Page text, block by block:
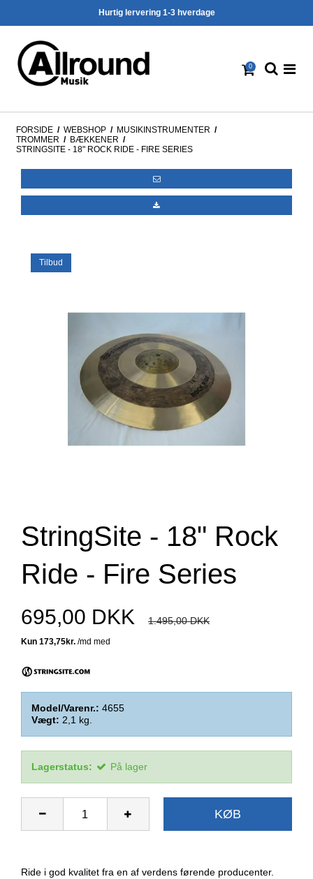
Hurtig lervering 1-3 hverdage
0
FORSIDE / WEBSHOP / MUSIKINSTRUMENTER /
TROMMER / BÆKKENER /
STRINGSITE - 18" ROCK RIDE - FIRE SERIES
Tilbud
StringSite - 18" Rock
Ride - Fire Series
695,00 DKK 1.495,00 DKK
Model/Varenr.: 4655
Vægt: 2,1 kg.
Lagerstatus: På lager
KØB
Ride i god kvalitet fra en af verdens førende producenter.